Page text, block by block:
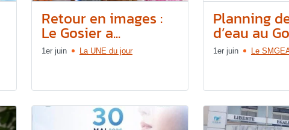
Retour en images :
Le Gosier a...
1er juin La UNE du jour
Planning
d’eau au
1er juin Le